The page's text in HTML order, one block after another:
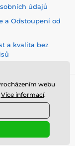
údajů
a Odstoupení od
a kvalita bez
webu
Více informací.